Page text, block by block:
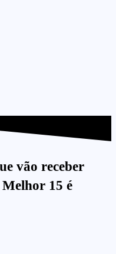
vão receber
15 é